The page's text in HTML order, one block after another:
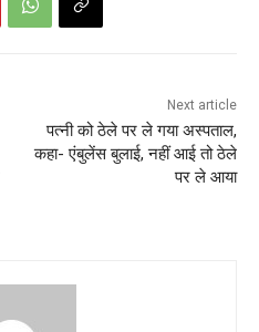
Next article
पत्नी को ठेले पर ले गया अस्पताल,
कहा- एंबुलेंस बुलाई, नहीं आई तो ठेले
पर ले आया